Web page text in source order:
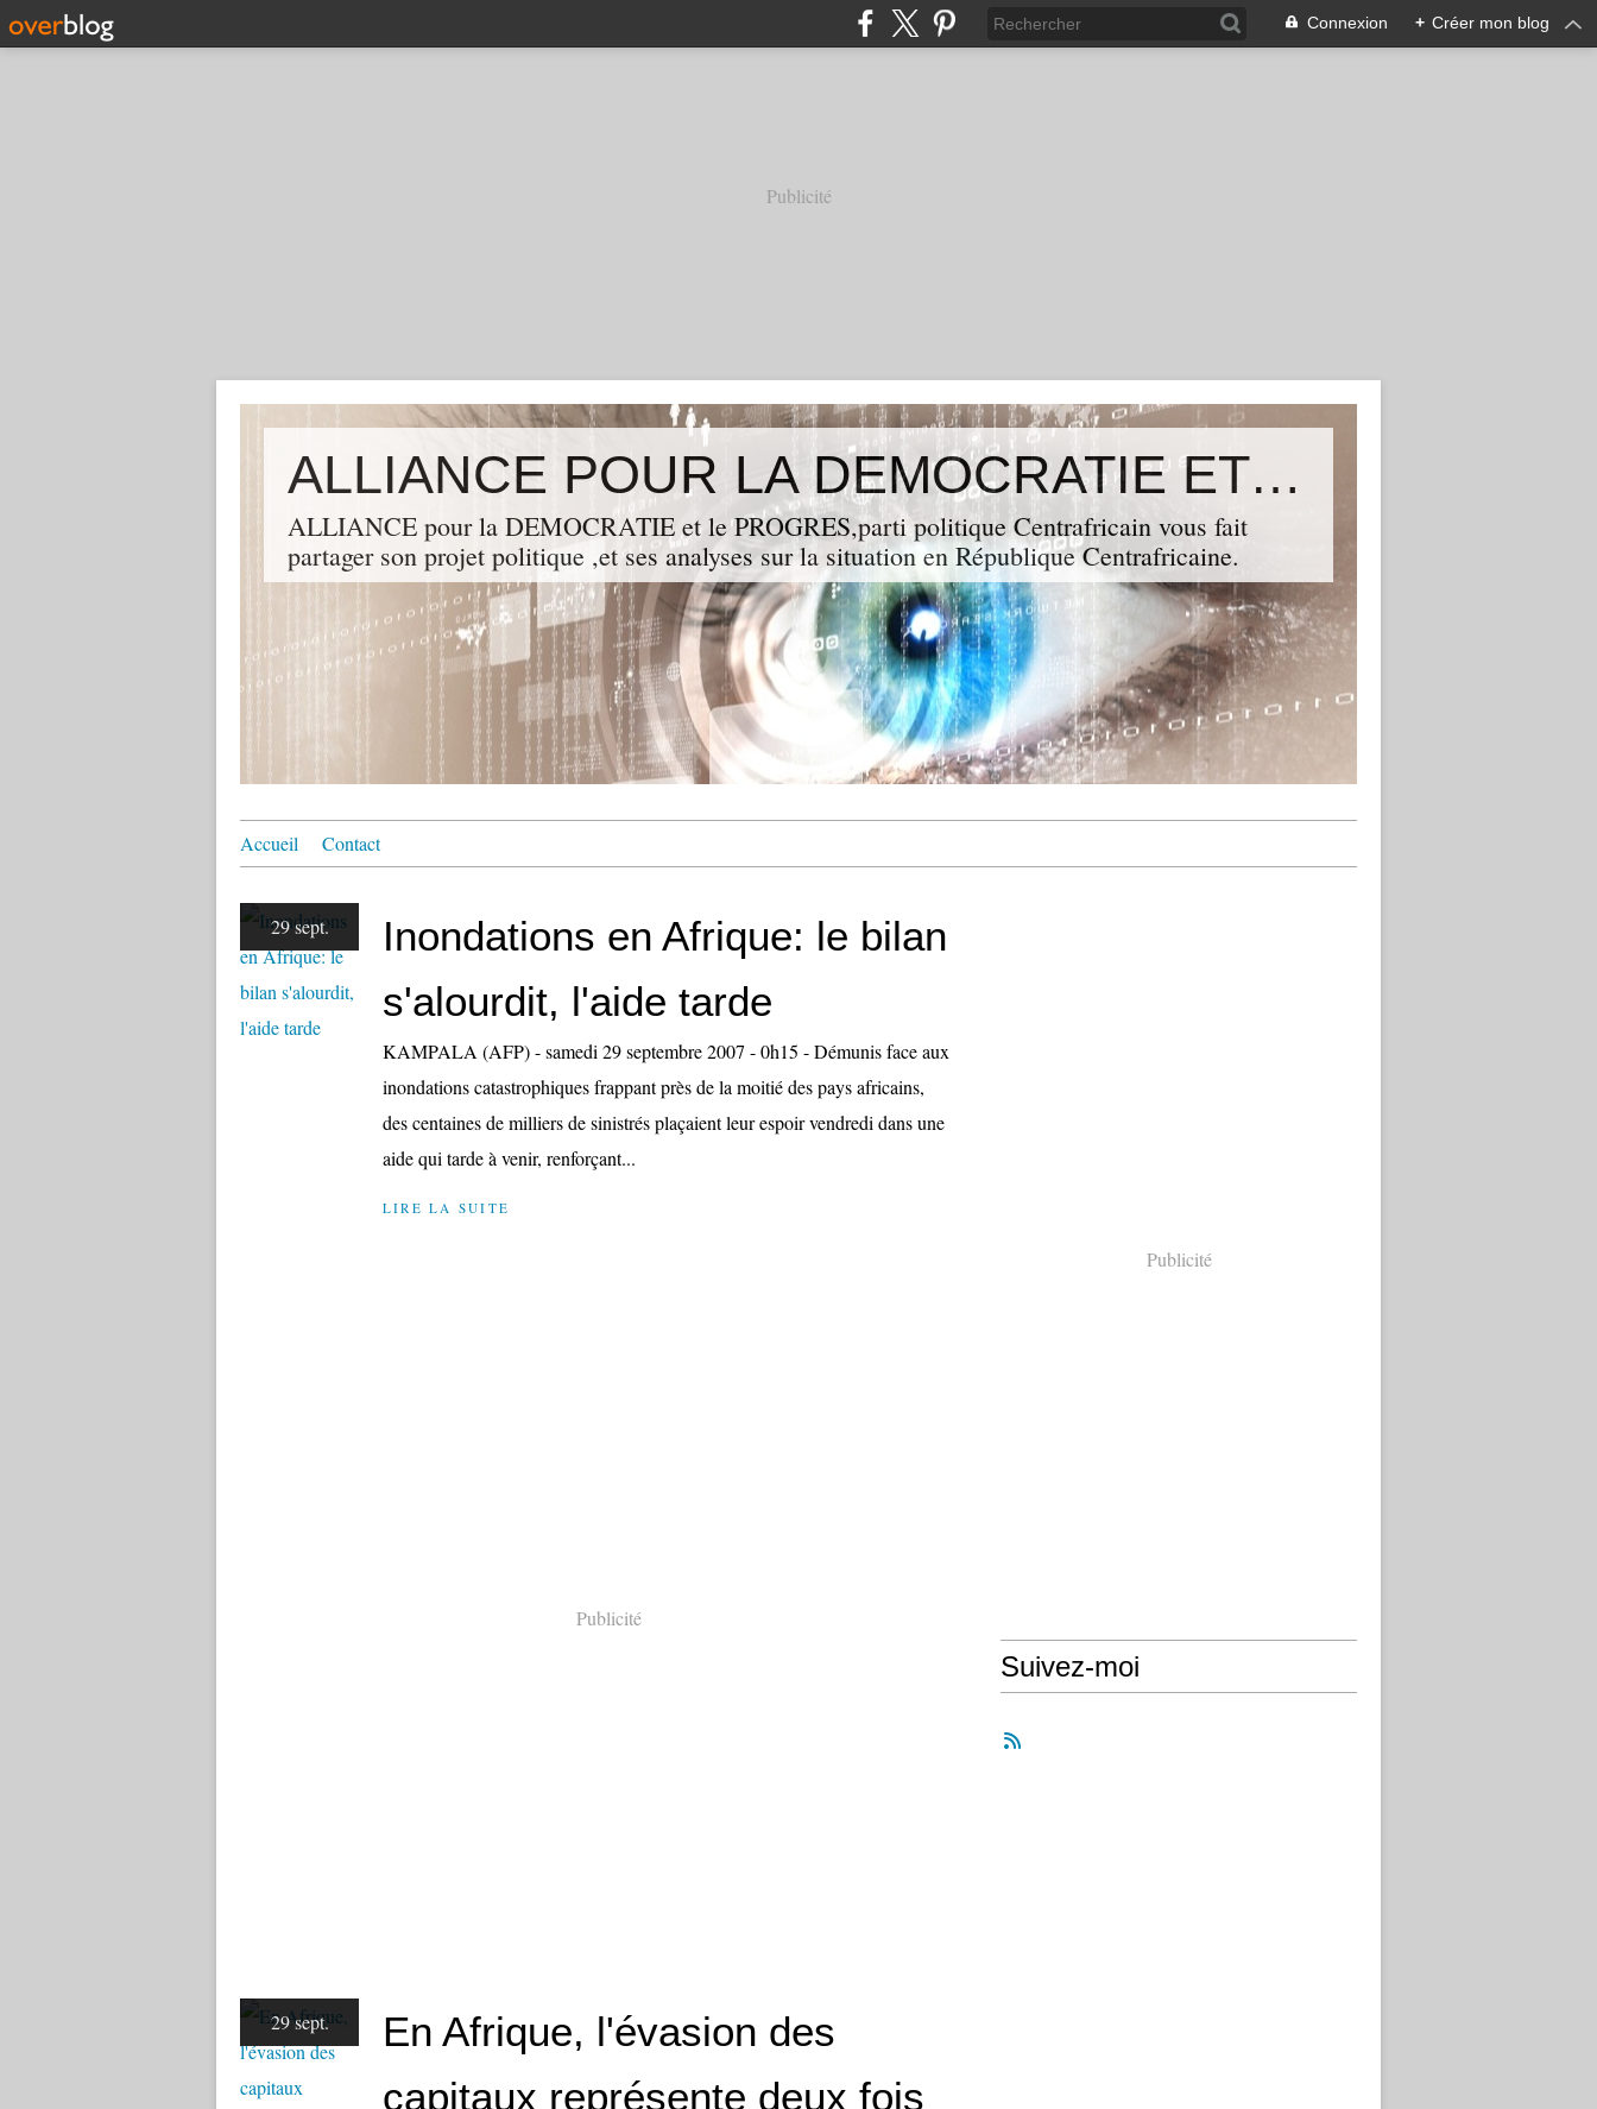
Connexion + Créer mon blog
Publicité
ALLIANCE POUR LA DEMOCRATIE ET LE PROGRES
ALLIANCE pour la DEMOCRATIE et le PROGRES,parti politique Centrafricain vous fait
partager son projet politique ,et ses analyses sur la situation en République Centrafricaine.
Accueil Contact
29 sept.
Inondations en Afrique: le bilan
s'alourdit, l'aide tarde
KAMPALA (AFP) - samedi 29 septembre 2007 - 0h15 - Démunis face aux
inondations catastrophiques frappant près de la moitié des pays africains,
des centaines de milliers de sinistrés plaçaient leur espoir vendredi dans une
aide qui tarde à venir, renforçant...
LIRE LA SUITE
Publicité
29 sept.
En Afrique, l'évasion des
capitaux représente deux fois
Publicité
Suivez-moi